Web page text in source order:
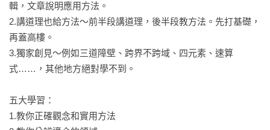
輯，文章說明應用方法。
2.講道理也給方法〜前半段講道理，後半段教方法。先打基礎，
再蓋高樓。
3.獨家創見〜例如三道障壁、跨界不跨域、四元素、速算
式……，其他地方絕對學不到。
五大學習：
1.教你正確觀念和實用方法